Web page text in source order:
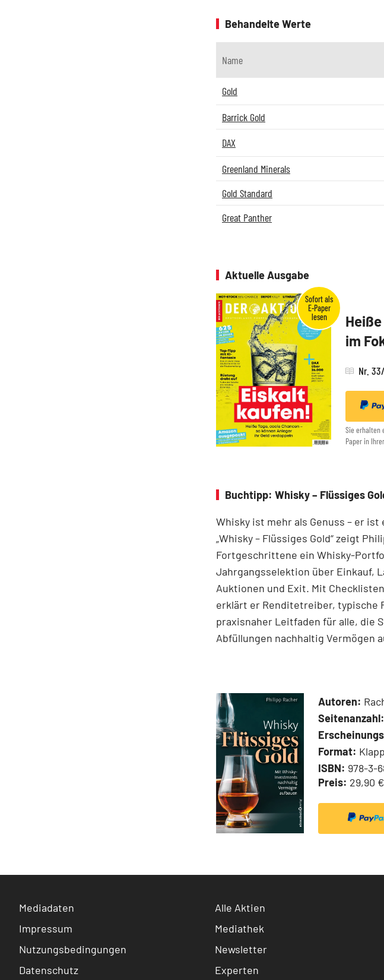
Behandelte Werte
Name
Gold
Barrick Gold
DAX
Greenland Minerals
Gold Standard
Great Panther
Aktuelle Ausgabe
im
Nr.
Sie erhalten
Paper in
Buchtipp: Whisky – Flüssiges
Whisky ist mehr als Genuss – er
„Whisky – Flüssiges Gold“ zeigt
Fortgeschrittene ein Whisky-
Jahrgangsselektion über Einkauf,
Auktionen und Exit. Mit
erklärt er Renditetreiber, typische
praxisnaher Leitfaden für alle, die
Abfüllungen nachhaltig Vermögen
Autoren:
Seitenanzahl:
Format:
ISBN: 978-3-
Preis: 29,90 €
Mediadaten
Impressum
Nutzungsbedingungen
Datenschutz
Alle Aktien
Mediathek
Newsletter
Experten